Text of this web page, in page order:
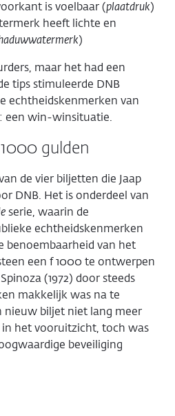
is voelbaar (plaatdruk)
heeft lichte en
)
maar het had een
tips stimuleerde DNB
echtheidskenmerken van
een win-winsituatie.
gulden
de vier biljetten die Jaap
DNB. Het is onderdeel van
serie, waarin de
echtheidskenmerken
benoembaarheid van het
een f 1000 te ontwerpen
(1972) door steeds
makkelijk was na te
nieuw biljet niet lang meer
het vooruitzicht, toch was
beveiliging